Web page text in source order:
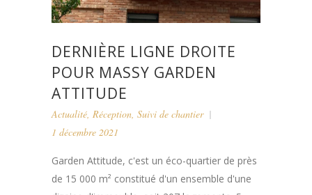
DERNIÈRE LIGNE DROITE
POUR MASSY GARDEN
ATTITUDE
Actualité, Réception, Suivi de chantier
1 décembre 2021
Garden Attitude, c'est un éco-quartier de près
de 15 000 m² constitué d'un ensemble d'une